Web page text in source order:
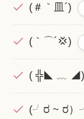
(＃｀皿´)
(｀⌒´💢)
( ╬◣ ﹏ ◢)
(╯ರ ~ ರ